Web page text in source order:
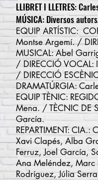
LLIBRET I LLETRES:
MÚSICA: Diversos
EQUIP ARTÍSTIC:
Montse Argemí. /
MUSICAL: Abel
/ DIRECCIÓ
/ DIRECCIÓ
DRAMATÚRGIA:
EQUIP TÈNIC:
Mena. / TÈCNIC DE
García.
REPARTIMENT: CIA.:
Xavi Clapés, Alba
Ferruz, Joel García,
Ana Meléndez, Marc
Rodríguez, Júlia